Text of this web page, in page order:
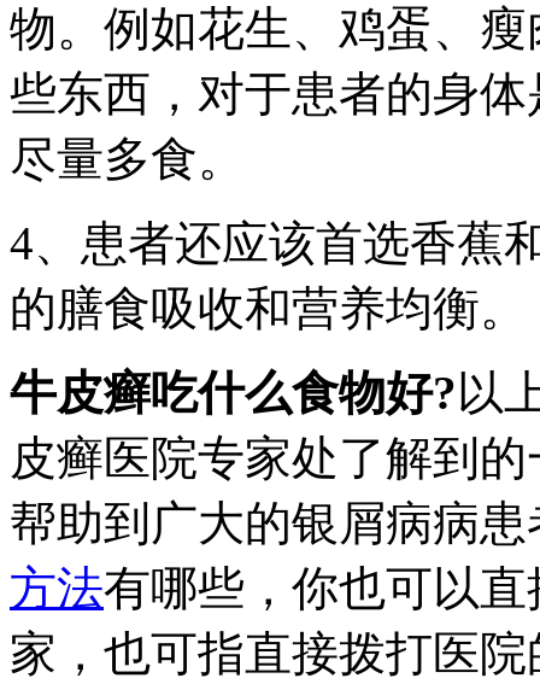
物。例如花生、鸡蛋、
些东西，对于患者的身
尽量多食。
4、患者还应该首选香蕉
的膳食吸收和营养均衡。
牛皮癣吃什么食物好?以
皮癣医院专家处了解到
帮助到广大的银屑病病
方法有哪些，你也可以
家，也可指直接拨打医